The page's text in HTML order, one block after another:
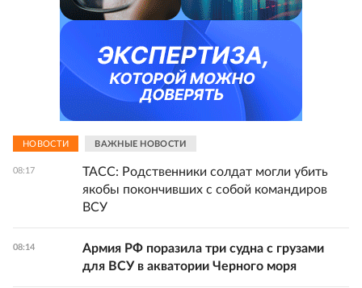
НОВОСТИ ВАЖНЫЕ НОВОСТИ
08:17
ТАСС: Родственники солдат могли убить
якобы покончивших с собой командиров
ВСУ
08:14
Армия РФ поразила три судна с грузами
для ВСУ в акватории Черного моря